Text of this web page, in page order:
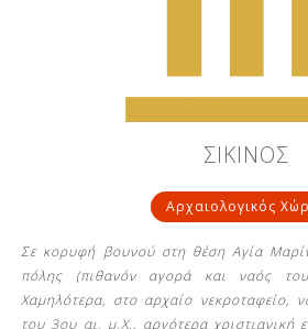
Δείτε μας:
Δείτε μας:
Δείτε μας:
Δείτε μας:
Δείτε μας:
Δείτε μας:
ΣΙΚΙΝΟΣ
Αρχαιολογικός
Σε κορυφή βουνού στη θέση Αγία
πόλης (πιθανόν αγορά και ναός
Χαμηλότερα, στο αρχαίο νεκροταφείο,
του 3ου αι. μ.Χ., αργότερα χριστιανική